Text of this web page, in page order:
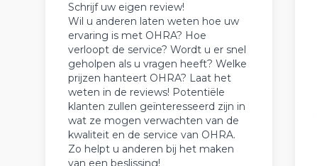
Schrijf uw eigen review!
Wil u anderen laten weten hoe uw
ervaring is met OHRA? Hoe
verloopt de service? Wordt u er snel
geholpen als u vragen heeft? Welke
prijzen hanteert OHRA? Laat het
weten in de reviews! Potentiële
klanten zullen geïnteresseerd zijn in
wat ze mogen verwachten van de
kwaliteit en de service van OHRA.
Zo helpt u anderen bij het maken
van een beslissing!